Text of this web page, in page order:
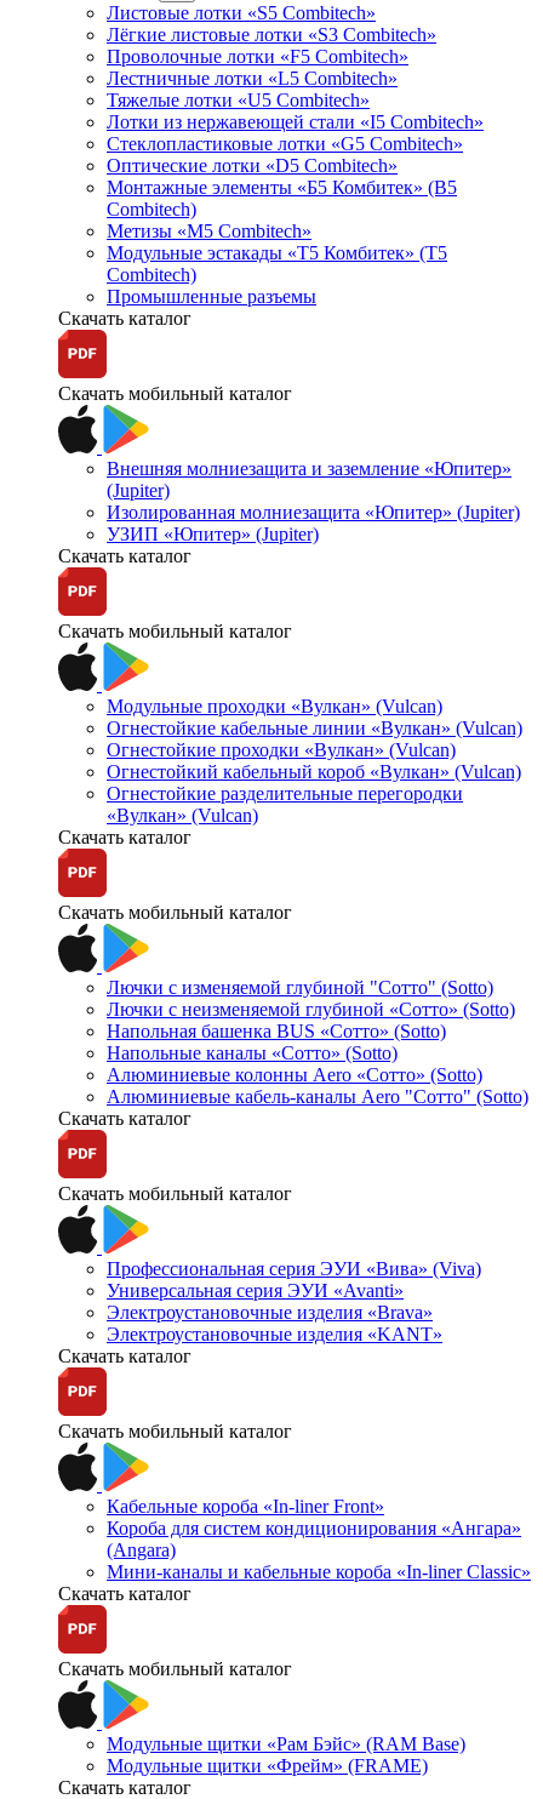
Листовые лотки «S5 Combitech»
Лёгкие листовые лотки «S3 Combitech»
Проволочные лотки «F5 Combitech»
Лестничные лотки «L5 Combitech»
Тяжелые лотки «U5 Combitech»
Лотки из нержавеющей стали «I5 Combitech»
Стеклопластиковые лотки «G5 Combitech»
Оптические лотки «D5 Combitech»
Монтажные элементы «Б5 Комбитек» (B5
Combitech)
Метизы «M5 Combitech»
Модульные эстакады «Т5 Комбитек» (T5
Combitech)
Промышленные разъемы
Скачать каталог
Скачать мобильный каталог
Внешняя молниезащита и заземление «Юпитер»
(Jupiter)
Изолированная молниезащита «Юпитер» (Jupiter)
УЗИП «Юпитер» (Jupiter)
Скачать каталог
Скачать мобильный каталог
Модульные проходки «Вулкан» (Vulcan)
Огнестойкие кабельные линии «Вулкан» (Vulcan)
Огнестойкие проходки «Вулкан» (Vulcan)
Огнестойкий кабельный короб «Вулкан» (Vulcan)
Огнестойкие разделительные перегородки
«Вулкан» (Vulcan)
Скачать каталог
Скачать мобильный каталог
Лючки с изменяемой глубиной "Сотто" (Sotto)
Лючки с неизменяемой глубиной «Сотто» (Sotto)
Напольная башенка BUS «Сотто» (Sotto)
Напольные каналы «Сотто» (Sotto)
Алюминиевые колонны Aero «Сотто» (Sotto)
Алюминиевые кабель-каналы Aero "Сотто" (Sotto)
Скачать каталог
Скачать мобильный каталог
Профессиональная серия ЭУИ «Вива» (Viva)
Универсальная серия ЭУИ «Avanti»
Электроустановочные изделия «Brava»
Электроустановочные изделия «KANT»
Скачать каталог
Скачать мобильный каталог
Кабельные короба «In-liner Front»
Короба для систем кондиционирования «Ангара»
(Angara)
Мини-каналы и кабельные короба «In-liner Classic»
Скачать каталог
Скачать мобильный каталог
Модульные щитки «Рам Бэйс» (RAM Base)
Модульные щитки «Фрейм» (FRAME)
Скачать каталог